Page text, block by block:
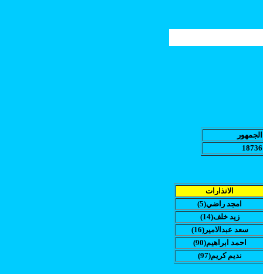
الجمهور
18736
الانذارات
(امجد راضي(5
(زيد خلف(14
(سعد عبدالامير(16
(احمد ابراهيم(90
(نديم كريم(97